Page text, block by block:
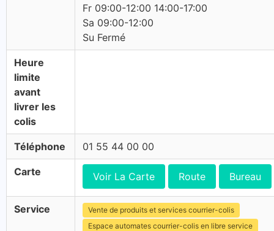
Fr 09:00-12:00 14:00-17:00
Sa 09:00-12:00
Su Fermé
Heure
limite
avant
livrer les
colis
Téléphone 01 55 44 00 00
Carte Voir La Carte Route Bureau
Service
Vente de produits et services courrier-colis
Espace automates courrier-colis en libre service